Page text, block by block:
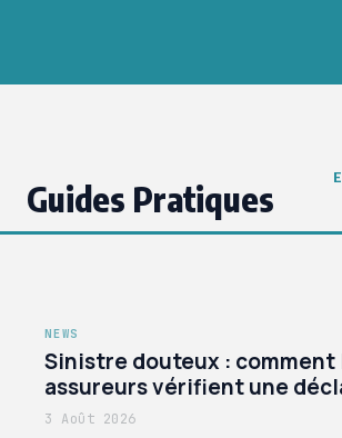
Guides Pratiques
NEWS
Sinistre douteux : comment
assureurs vérifient une
3 Août 2026